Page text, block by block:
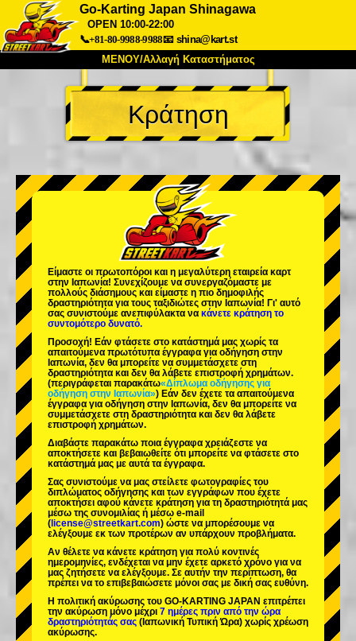
Go-Karting Japan Shinagawa
OPEN 10:00-22:00
📞+81-80-9988-9988📧 shina@kart.st
ΜΕΝΟΥ/Αλλαγή Καταστήματος
Σχετικά Προδιαγραφές Τιμές
Πρόσβαση Αναφορές Συχνές Ερωτήσεις
Κράτηση
Αλλαγή Καταστήματος
Τόκιο Ακίχαμπαρα #1
Τόκιο Ακίχαμπαρα #2
Τόκιο Σιμπούγια Annex Τόκιο Κόλπος
Τόκιο Ασακούσα Οσάκα
Οκινάουα
Κράτηση
Είμαστε οι πρωτοπόροι και η μεγαλύτερη εταιρεία καρτ
στην Ιαπωνία! Συνεχίζουμε να συνεργαζόμαστε με
πολλούς διάσημους και είμαστε η πιο δημοφιλής
δραστηριότητα για τους ταξιδιώτες στην Ιαπωνία! Γι' αυτό
σας συνιστούμε ανεπιφύλακτα να κάνετε κράτηση το
συντομότερο δυνατό.
Προσοχή! Εάν φτάσετε στο κατάστημά μας χωρίς τα
απαιτούμενα πρωτότυπα έγγραφα για οδήγηση στην
Ιαπωνία, δεν θα μπορείτε να συμμετάσχετε στη
δραστηριότητα και δεν θα λάβετε επιστροφή χρημάτων.
(περιγράφεται παρακάτω«Δίπλωμα οδήγησης για
οδήγηση στην Ιαπωνία») Εάν δεν έχετε τα απαιτούμενα
έγγραφα για οδήγηση στην Ιαπωνία, δεν θα μπορείτε να
συμμετάσχετε στη δραστηριότητα και δεν θα λάβετε
επιστροφή χρημάτων.
Διαβάστε παρακάτω ποια έγγραφα χρειάζεστε να
αποκτήσετε και βεβαιωθείτε ότι μπορείτε να φτάσετε στο
κατάστημά μας με αυτά τα έγγραφα.
Σας συνιστούμε να μας στείλετε φωτογραφίες του
διπλώματος οδήγησης και των εγγράφων που έχετε
αποκτήσει αφού κάνετε κράτηση για τη δραστηριότητά μας
μέσω της συνομιλίας ή μέσω e-mail
( license@streetkart.com) ώστε να μπορέσουμε να
ελέγξουμε εκ των προτέρων αν υπάρχουν προβλήματα.
Αν θέλετε να κάνετε κράτηση για πολύ κοντινές
ημερομηνίες, ενδέχεται να μην έχετε αρκετό χρόνο για να
μας ζητήσετε να ελέγξουμε. Σε αυτήν την περίπτωση, θα
πρέπει να το επιβεβαιώσετε μόνοι σας με δική σας ευθύνη.
Η πολιτική ακύρωσης του GO-KARTING JAPAN επιτρέπει
την ακύρωση μόνο μέχρι 7 ημέρες πριν από την ώρα
δραστηριότητάς σας (Ιαπωνική Τυπική Ώρα) χωρίς χρέωση
ακύρωσης.